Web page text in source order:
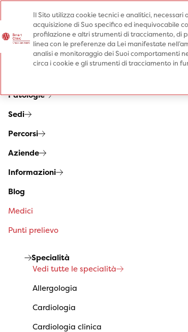
Prenota una
Prenota una visita
Specialità
Patologie
Sedi
Percorsi
Aziende
Informazioni
Blog
Medici
Punti prelievo
Specialità
Vedi tutte le specialità
Allergologia
Cardiologia
Cardiologia clinica
Il Sito utilizza cookie tecnici e analitici,
acquisizione di Suo specifico ed inequivocabile
profilazione e altri strumenti di tracciamento, di
linea con le preferenze da Lei manifestate
analisi e monitoraggio dei Suoi comportamenti
circa i cookie e gli strumenti di tracciamento in